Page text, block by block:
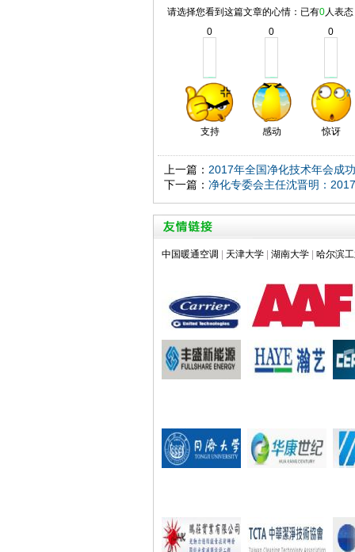
请选择您看到这篇文章的心情：已有0人表态
0
支持
0
感动
0
惊讶
上一篇： 2017年全国净化技术年会成
下一篇： 净化专委会主任沈晋明：
中国暖通空调 天津大学 湖南大学 哈尔滨